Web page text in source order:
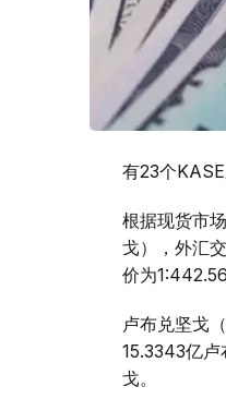
有23个KASE
根据现货市
戈），外汇
价为1:442.56
卢布兑坚戈
15.3343亿
戈。